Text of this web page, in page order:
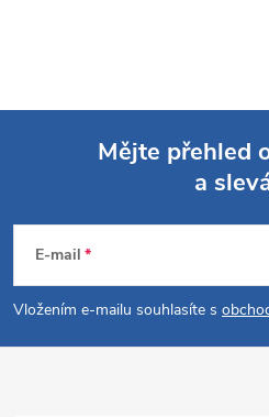
p
a
Mějte přehled
a
E-mail
Vložením e-mailu souhlasíte s